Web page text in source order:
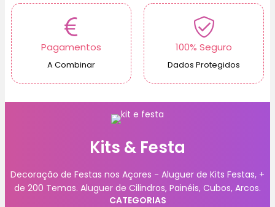
Pagamentos
A Combinar
100% Seguro
Dados Protegidos
Kits & Festa
Decoração de Festas nos Açores - Aluguer de Kits Festas, +
de 200 Temas. Aluguer de Cilindros, Painéis, Cubos, Arcos.
CATEGORIAS